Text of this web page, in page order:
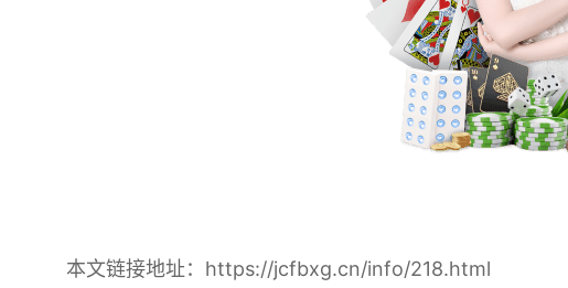
本文链接地址： https://jcfbxg.cn/info/218.html